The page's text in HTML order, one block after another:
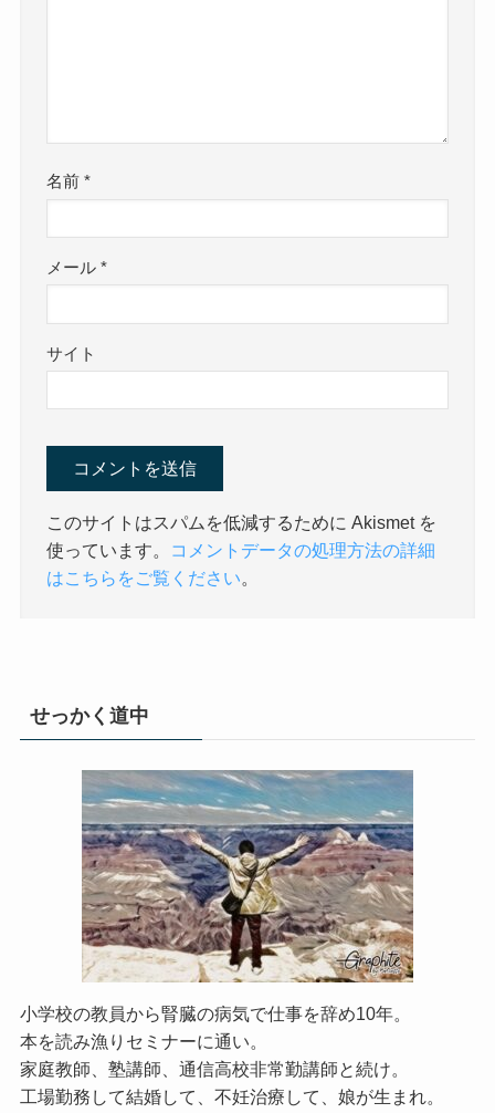
名前*
メール*
サイト
このサイトはスパムを低減するために Akismet を
使っています。
コメントデータの処理方法の詳細
はこちらをご覧ください。
せっかく道中
小学校の教員から腎臓の病気で仕事を辞め10年。
本を読み漁りセミナーに通い。
家庭教師、塾講師、通信高校非常勤講師と続け。
工場勤務して結婚して、不妊治療して、娘が生まれ。